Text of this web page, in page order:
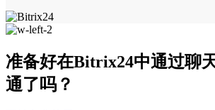
准备好在Bitrix24中通过聊
通了吗？